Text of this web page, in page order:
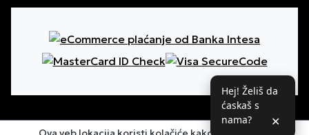
Hej! Želiš da
ćaskaš s
nama?
✕